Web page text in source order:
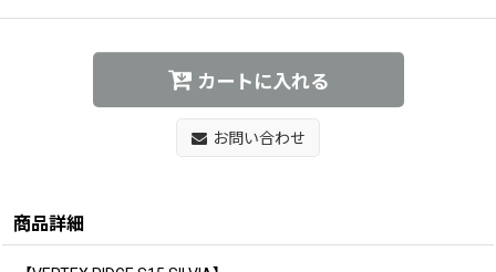
カートに入れる
お問い合わせ
商品詳細